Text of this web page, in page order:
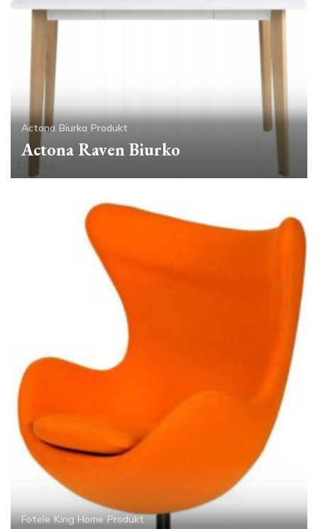
Actona Biurka Produkt
Actona Raven Biurko
Fotele King Home Produkt